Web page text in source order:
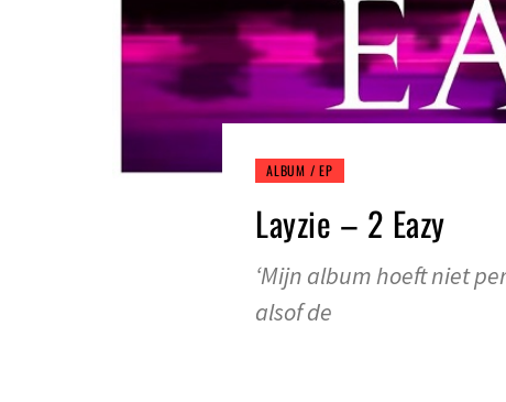
ALBUM / EP
Layzie – 2 Eazy
‘Mijn album hoeft niet
alsof de